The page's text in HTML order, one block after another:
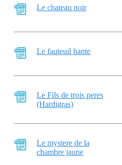
Le chateau noir
Le fauteuil hante
Le Fils de trois peres
(Hardigras)
Le mystere de la
chambre jaune